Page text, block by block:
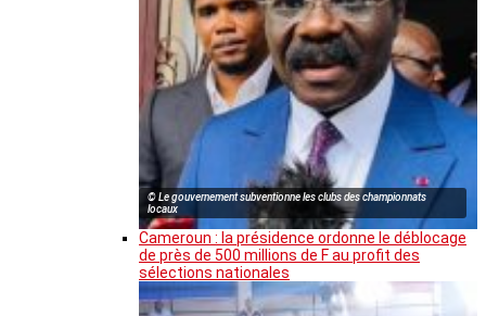
© Le gouvernement subventionne les clubs des championnats
locaux
Cameroun : la présidence ordonne le déblocage
de près de 500 millions de F au profit des
sélections nationales